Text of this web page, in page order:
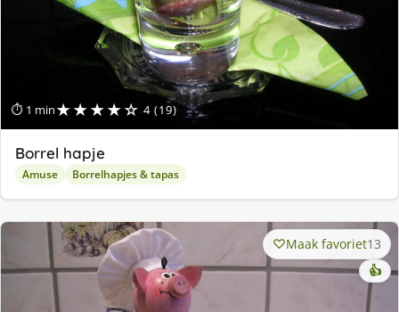
⏱ 1 min★★★★☆ 4 (19)
Borrel hapje
Amuse Borrelhapjes & tapas
Maak favoriet13
👍